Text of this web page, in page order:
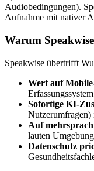
Audiobedingungen).
Aufnahme mit nativer
Warum
Speakwise übertrifft
Wert auf
Sofortige KI-
Nutzerumfragen)
Auf
lauten
Datenschutz